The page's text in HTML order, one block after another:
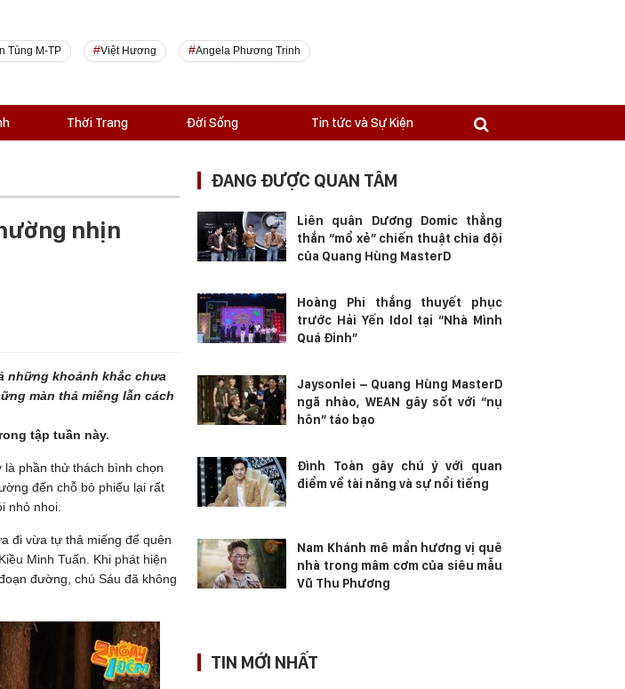
Tùng M-TP Việt Hương Angela Phương Trinh
Thời Trang Đời Sống Tin tức và Sự Kiện
nhịn
những khoảnh khắc chưa
màn thả miếng lẫn cách
tập tuần này.
phần thử thách bình chọn
đến chỗ bỏ phiếu lại rất
nhỏ nhoi.
đi vừa tự thả miếng để quên
Minh Tuấn. Khi phát hiện
đường, chú Sáu đã không
ĐANG ĐƯỢC QUAN TÂM
Liên quân Dương Domic thẳng
thắn “mổ xẻ” chiến thuật chia đội
của Quang Hùng MasterD
Hoàng Phi thắng thuyết phục
trước Hải Yến Idol tại “Nhà Mình
Quá Đỉnh”
Jaysonlei – Quang Hùng MasterD
ngã nhào, WEAN gây sốt với “nụ
hôn” táo bạo
Đình Toàn gây chú ý với quan
điểm về tài năng và sự nổi tiếng
Nam Khánh mê mẩn hương vị quê
nhà trong mâm cơm của siêu mẫu
Vũ Thu Phương
TIN MỚI NHẤT